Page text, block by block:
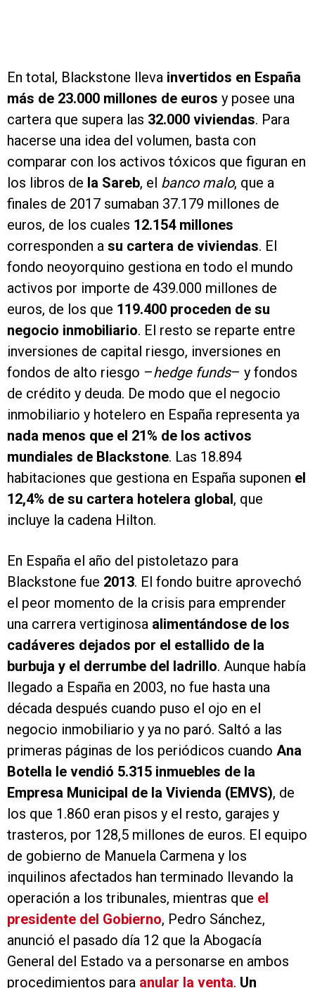
En total, Blackstone lleva invertidos en España
más de 23.000 millones de euros y posee una
cartera que supera las 32.000 viviendas. Para
hacerse una idea del volumen, basta con
comparar con los activos tóxicos que figuran en
los libros de la Sareb, el banco malo, que a
finales de 2017 sumaban 37.179 millones de
euros, de los cuales 12.154 millones
corresponden a su cartera de viviendas. El
fondo neoyorquino gestiona en todo el mundo
activos por importe de 439.000 millones de
euros, de los que 119.400 proceden de su
negocio inmobiliario. El resto se reparte entre
inversiones de capital riesgo, inversiones en
fondos de alto riesgo –hedge funds– y fondos
de crédito y deuda. De modo que el negocio
inmobiliario y hotelero en España representa ya
nada menos que el 21% de los activos
mundiales de Blackstone. Las 18.894
habitaciones que gestiona en España suponen el
12,4% de su cartera hotelera global, que
incluye la cadena Hilton.
En España el año del pistoletazo para
Blackstone fue 2013. El fondo buitre aprovechó
el peor momento de la crisis para emprender
una carrera vertiginosa alimentándose de los
cadáveres dejados por el estallido de la
burbuja y el derrumbe del ladrillo. Aunque había
llegado a España en 2003, no fue hasta una
década después cuando puso el ojo en el
negocio inmobiliario y ya no paró. Saltó a las
primeras páginas de los periódicos cuando Ana
Botella le vendió 5.315 inmuebles de la
Empresa Municipal de la Vivienda (EMVS), de
los que 1.860 eran pisos y el resto, garajes y
trasteros, por 128,5 millones de euros. El equipo
de gobierno de Manuela Carmena y los
inquilinos afectados han terminado llevando la
operación a los tribunales, mientras que el
presidente del Gobierno, Pedro Sánchez,
anunció el pasado día 12 que la Abogacía
General del Estado va a personarse en ambos
procedimientos para anular la venta. Un